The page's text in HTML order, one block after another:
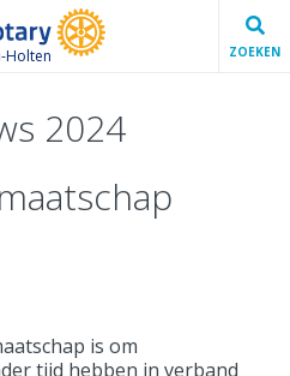
Holten ZOEKEN
2024
is om
tijd hebben in verband